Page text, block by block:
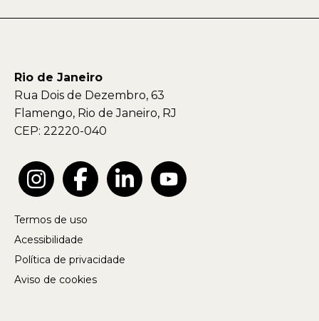
Rio de Janeiro
Rua Dois de Dezembro, 63
Flamengo, Rio de Janeiro, RJ
CEP: 22220-040
Termos de uso
Acessibilidade
Política de privacidade
Aviso de cookies